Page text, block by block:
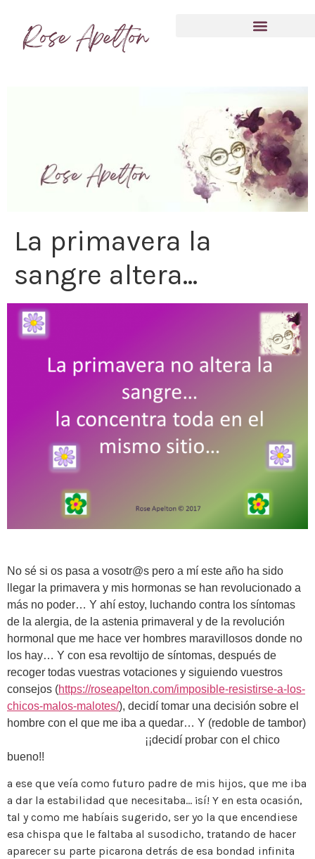
La primavera la
sangre altera…
No sé si os pasa a vosotr@s pero a mí este año ha sido
llegar la primavera y mis hormonas se han revolucionado a
más no poder… Y ahí estoy, luchando contra los síntomas
de la alergia, de la astenia primaveral y de la revolución
hormonal que me hace ver hombres maravillosos donde no
los hay… Y con esa revoltijo de síntomas, después de
recoger todas vuestras votaciones y siguiendo vuestros
consejos (https://roseapelton.com/imposible-resistirse-a-los-
chicos-malos-malotes/), decidí tomar una decisión sobre el
hombre con el que me iba a quedar… Y (redoble de tambor)
¡¡decidí probar con el chico
bueno!!
a ese que veía como futuro padre de mis hijos, que me iba
a dar la estabilidad que necesitaba… ¡sí! Y en esta ocasión,
tal y como me habíais sugerido, ser yo la que encendiese
esa chispa que le faltaba al susodicho, tratando de hacer
aparecer su parte picarona detrás de esa bondad infinita